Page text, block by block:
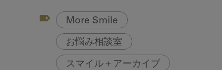
More Smile
お悩み相談室
スマイル＋アーカイブ